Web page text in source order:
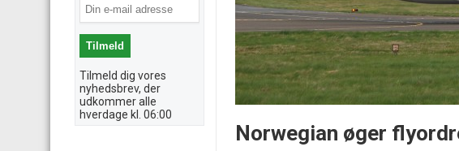
Norwegian øger
Tilmeld dig vores
nyhedsbrev, der
udkommer alle
hverdage kl. 06:00